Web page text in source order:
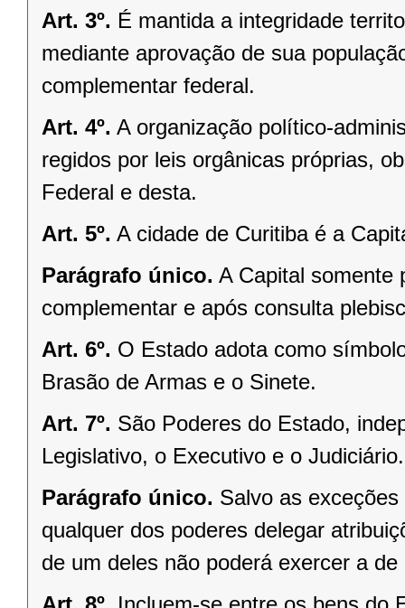
Art. 3º. É mantida a integridade
mediante aprovação de sua
complementar federal.
Art. 4º. A organização político-
regidos por leis orgânicas próprias,
Federal e desta.
Art. 5º. A cidade de Curitiba é a
Parágrafo único. A Capital somente
complementar e após consulta
Art. 6º. O Estado adota como
Brasão de Armas e o Sinete.
Art. 7º. São Poderes do Estado,
Legislativo, o Executivo e o Judiciário.
Parágrafo único. Salvo as
qualquer dos poderes delegar
de um deles não poderá exercer a de